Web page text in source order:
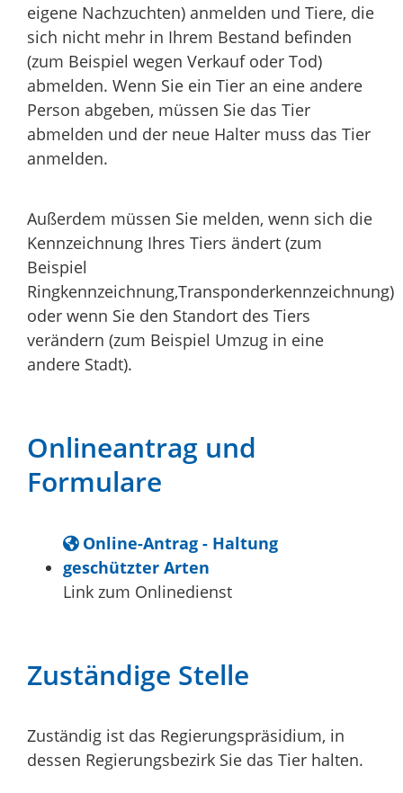
eigene Nachzuchten) anmelden und Tiere, die
sich nicht mehr in Ihrem Bestand befinden
(zum Beispiel wegen Verkauf oder Tod)
abmelden. Wenn Sie ein Tier an eine andere
Person abgeben, müssen Sie das Tier
abmelden und der neue Halter muss das Tier
anmelden.
Außerdem müssen Sie melden, wenn sich die
Kennzeichnung Ihres Tiers ändert (zum
Beispiel
Ringkennzeichnung,Transponderkennzeichnung)
oder wenn Sie den Standort des Tiers
verändern (zum Beispiel Umzug in eine
andere Stadt).
Onlineantrag und
Formulare
Online-Antrag - Haltung
geschützter Arten
Link zum Onlinedienst
Zuständige Stelle
Zuständig ist das Regierungspräsidium, in
dessen Regierungsbezirk Sie das Tier halten.